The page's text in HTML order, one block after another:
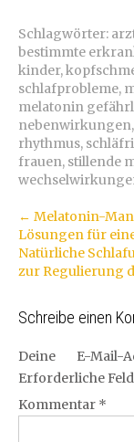
Schlagwörter:
bestimmte
kinder,
schlafprobleme,
melatonin
nebenwirkungen,
rhythmus,
frauen, stillende
Artikel-
Navigation
← Melatonin-
Lösungen für
Natürliche
zur Regulierung
Schreibe einen
Deine E-
Erforderliche
Kommentar *